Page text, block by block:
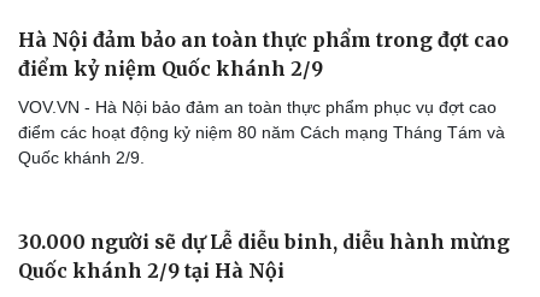
Hà Nội đảm bảo an toàn thực phẩm trong đợt cao
điểm kỷ niệm Quốc khánh 2/9
VOV.VN - Hà Nội bảo đảm an toàn thực phẩm phục vụ đợt cao
điểm các hoạt động kỷ niệm 80 năm Cách mạng Tháng Tám và
Quốc khánh 2/9.
30.000 người sẽ dự Lễ diễu binh, diễu hành mừng
Quốc khánh 2/9 tại Hà Nội